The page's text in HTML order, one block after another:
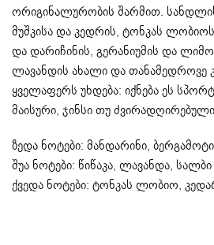
ორიგინალურობის შარმით.
მუშკისა და კედრის, ტონკას ლობიოს
და დარიჩინის, გერანიუმის და
ლავანდის ახალი და თანამედროვე
ყველაფერს უხდება: იქნება ეს
მაისური, ჯინსი თუ
ზედა ნოტები: მანდარინი,
შუა ნოტები: წიწაკა, ლავანდა, სალბი
ქვედა ნოტები: ტონკას ლობიო,